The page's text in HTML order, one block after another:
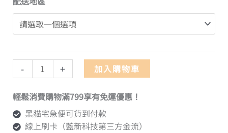
- + 加入購物車
輕鬆消費購物滿799享有免運優惠！
黑貓宅急便可貨到付款
線上刷卡（藍新科技第三方金流）